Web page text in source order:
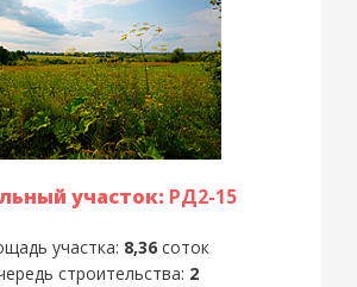
участок: РД2-15
участка: 8,36соток
строительства: 2